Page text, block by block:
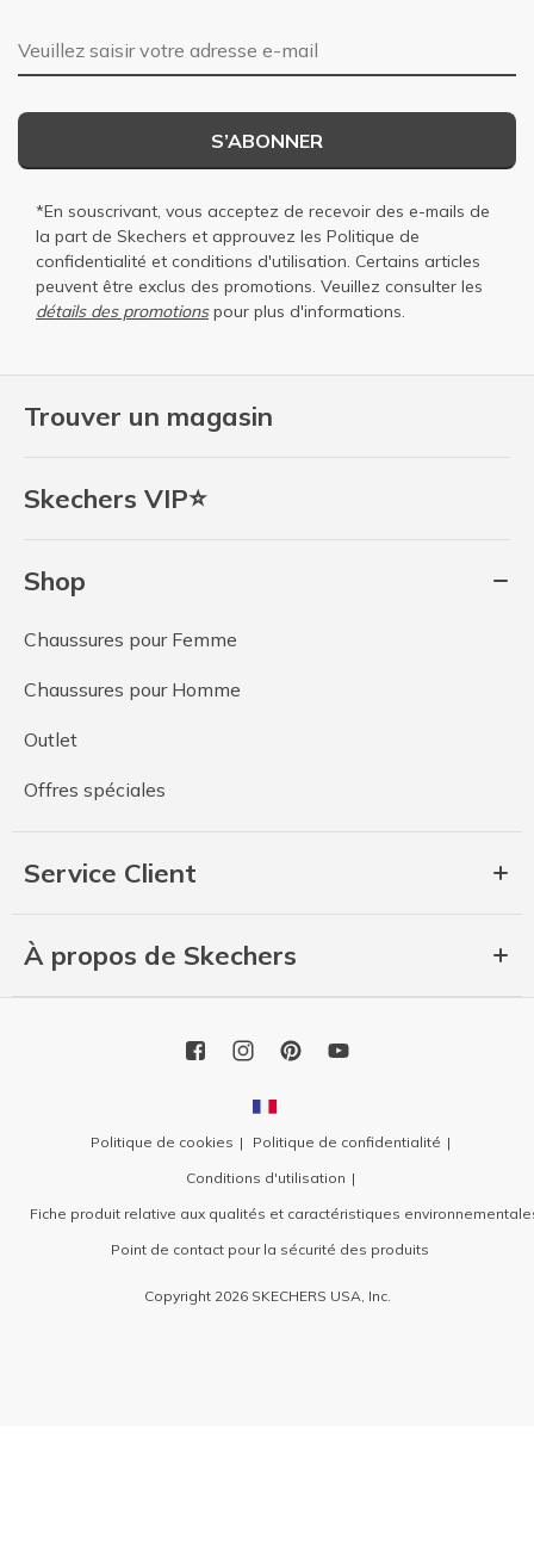
Trouver un magasin
Skechers VIP⭐
Shop
Chaussures pour Femme
Chaussures pour Homme
Outlet
Offres spéciales
Service Client
À propos de Skechers
Adresse e-mail
S’ABONNER
*En souscrivant, vous acceptez de recevoir des e-mails de
la part de Skechers et approuvez les Politique de
confidentialité et conditions d'utilisation. Certains articles
peuvent être exclus des promotions. Veuillez consulter les
détails des promotionspour plus d'informations.
Politique de cookies
Politique de confidentialité
Conditions d'utilisation
Fiche produit relative aux qualités et caractéristiques
Point de contact pour la sécurité des produits
Copyright 2026 SKECHERS USA, Inc.